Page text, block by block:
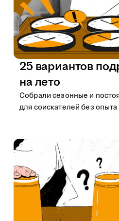
25 вариантов
на лето
Собрали сезонные и
для соискателей без